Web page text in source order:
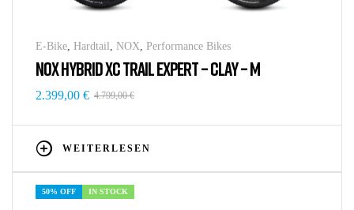
E-Bike Hardtail NOX Performance Bikes
NOX HYBRID XC TRAIL EXPERT – CLAY – M
4.799,00€
2.399,00 €
WEITERLESEN
50% OFF IN STOCK